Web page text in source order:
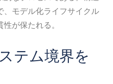
、モデル化ライフサイクル
が保たれる。
テム境界を